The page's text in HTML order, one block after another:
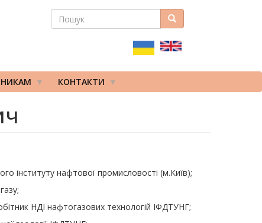
ПОШУКОВА
ПОШУК Пошук
КОНТАКТИ
інституту нафтової промисловості (м.Київ);
НДІ нафтогазових технологій ІФДТУНГ;